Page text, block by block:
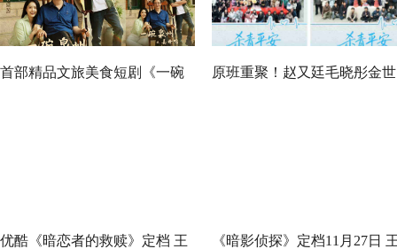
首部精品文旅美食短剧《一碗 原班重聚！赵又廷毛晓彤金世
优酷《暗恋者的救赎》定档 王 《暗影侦探》定档11月27日